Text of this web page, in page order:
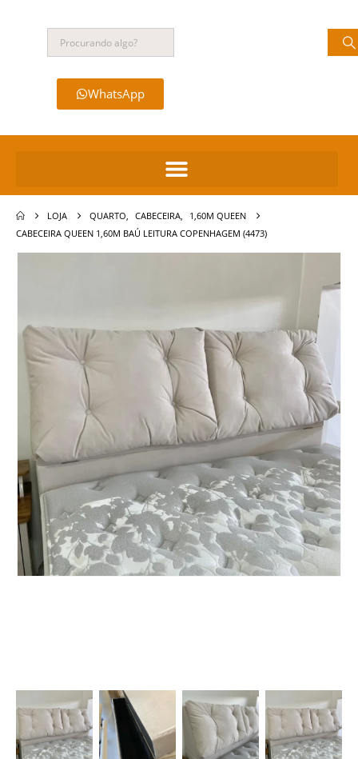
WhatsApp
LOJA QUARTO CABECEIRA
1,60M QUEEN
CABECEIRA QUEEN 1,60M BAÚ LEITURA COPENHAGEM (4473)